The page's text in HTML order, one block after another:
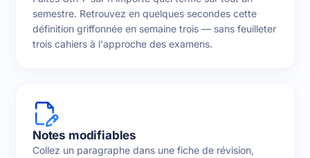
semestre. Retrouvez en quelques secondes cette
définition griffonnée en semaine trois — sans feuilleter
trois cahiers à l'approche des examens.
Notes modifiables
Collez un paragraphe dans une fiche de révision,